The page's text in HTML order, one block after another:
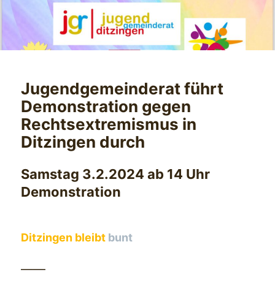
Jugendgemeinderat führt
Demonstration gegen
Rechtsextremismus in
Ditzingen durch
Samstag 3.2.2024 ab 14 Uhr
Demonstration
Ditzingen bleibt bunt
——